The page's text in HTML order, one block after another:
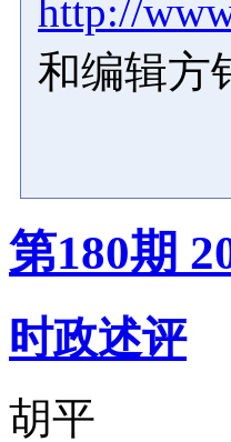
http://
和编辑方
第180期
时政述评
胡平